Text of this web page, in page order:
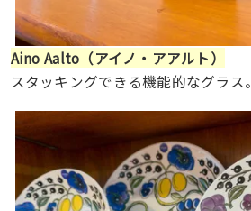
Aino Aalto（アイノ・アアルト）
スタッキングできる機能的なグラス。